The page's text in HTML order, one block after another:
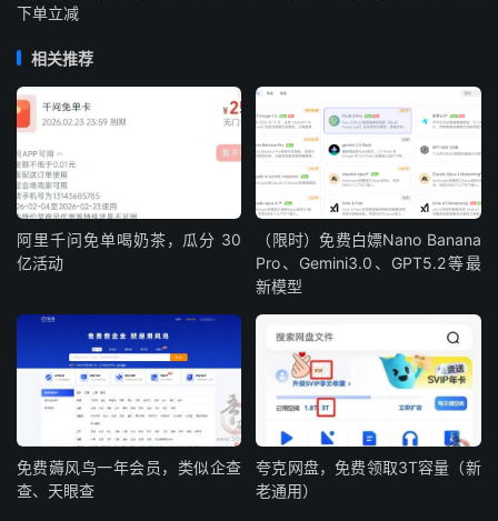
下单立减
相关推荐
阿里千问免单喝奶茶，瓜分 30
亿活动
（限时）免费白嫖Nano Banana
Pro、Gemini3.0、GPT5.2等最
新模型
免费薅风鸟一年会员，类似企查
查、天眼查
夸克网盘，免费领取3T容量（新
老通用）